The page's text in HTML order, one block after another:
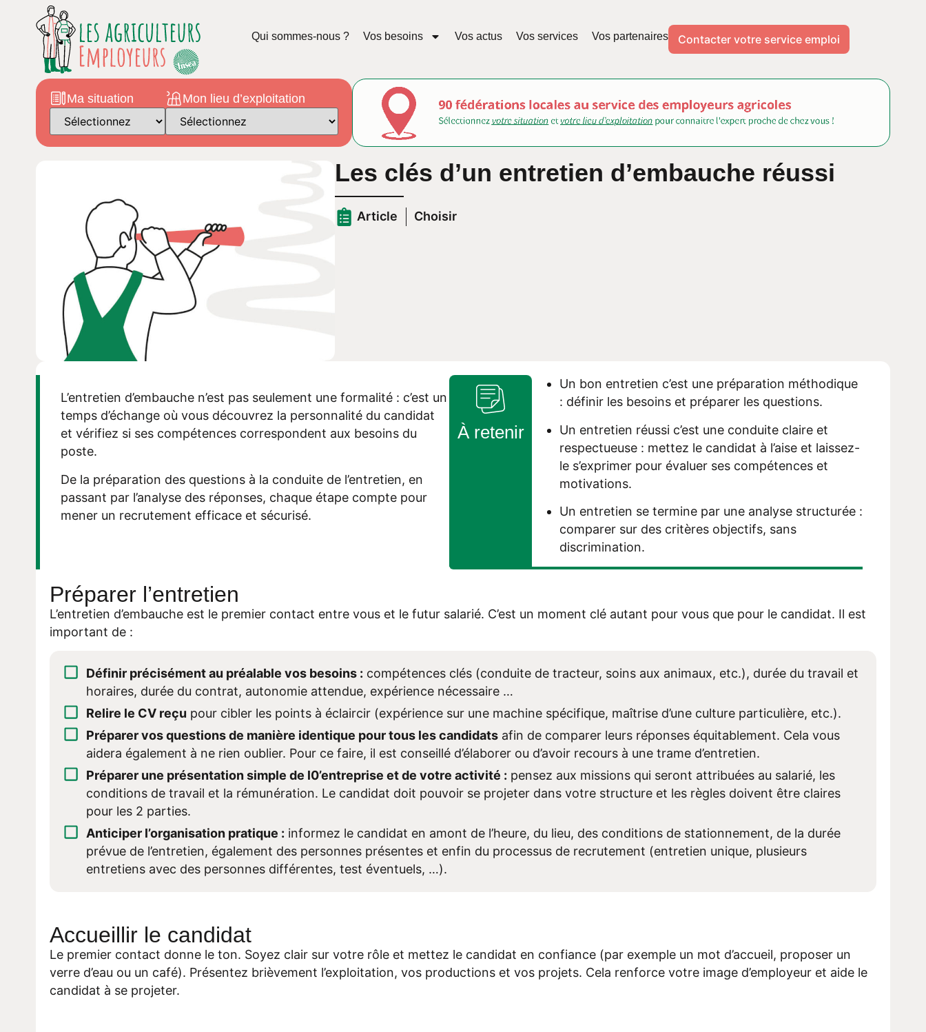
Qui sommes-nous ? Vos besoins Vos actus Vos services Vos partenaires Contacter votre service emploi
Ma situation Mon lieu d’exploitation
Les clés d’un entretien d’embauche réussi
Article Choisir
L’entretien d’embauche n’est pas seulement une formalité : c’est un
temps d’échange où vous découvrez la personnalité du candidat
et vérifiez si ses compétences correspondent aux besoins du
poste.
De la préparation des questions à la conduite de l’entretien, en
passant par l’analyse des réponses, chaque étape compte pour
mener un recrutement efficace et sécurisé.
À retenir
Un bon entretien c’est une préparation méthodique
: définir les besoins et préparer les questions.
Un entretien réussi c’est une conduite claire et
respectueuse : mettez le candidat à l’aise et laissez-
le s’exprimer pour évaluer ses compétences et
motivations.
Un entretien se termine par une analyse structurée :
comparer sur des critères objectifs, sans
discrimination.
Préparer l’entretien
L’entretien d’embauche est le premier contact entre vous et le futur salarié. C’est un moment clé autant pour vous que pour le candidat. Il est
important de :
Définir précisément au préalable vos besoins : compétences clés (conduite de tracteur, soins aux animaux, etc.), durée du travail et
horaires, durée du contrat, autonomie attendue, expérience nécessaire …
Relire le CV reçu pour cibler les points à éclaircir (expérience sur une machine spécifique, maîtrise d’une culture particulière, etc.).
Préparer vos questions de manière identique pour tous les candidatsafin de comparer leurs réponses équitablement. Cela vous
aidera également à ne rien oublier. Pour ce faire, il est conseillé d’élaborer ou d’avoir recours à une trame d’entretien.
Préparer une présentation simple de l0’entreprise et de votre activité : pensez aux missions qui seront attribuées au salarié, les
conditions de travail et la rémunération. Le candidat doit pouvoir se projeter dans votre structure et les règles doivent être claires
pour les 2 parties.
Anticiper l’organisation pratique : informez le candidat en amont de l’heure, du lieu, des conditions de stationnement, de la durée
prévue de l’entretien, également des personnes présentes et enfin du processus de recrutement (entretien unique, plusieurs
entretiens avec des personnes différentes, test éventuels, …).
Accueillir le candidat
Le premier contact donne le ton. Soyez clair sur votre rôle et mettez le candidat en confiance (par exemple un mot d’accueil, proposer un
verre d’eau ou un café). Présentez brièvement l’exploitation, vos productions et vos projets. Cela renforce votre image d’employeur et aide le
candidat à se projeter.